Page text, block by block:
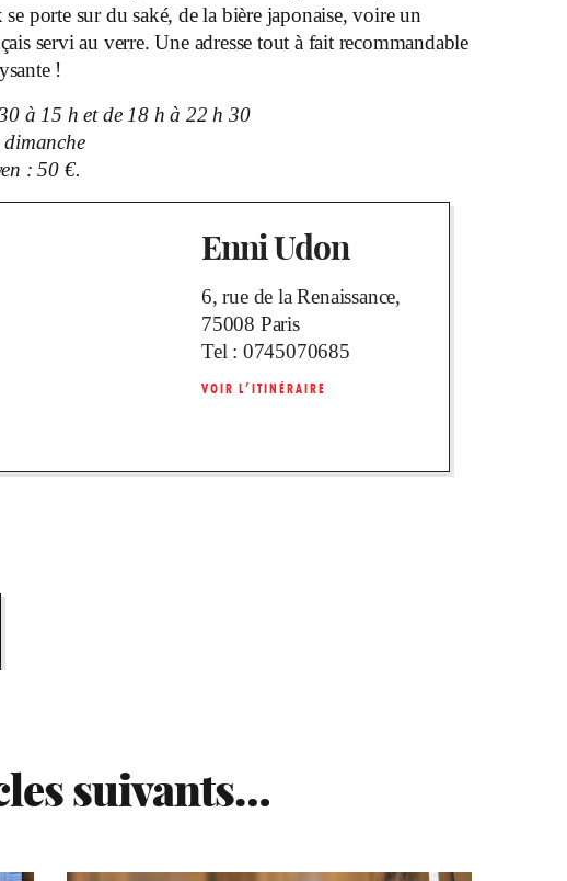
porte sur du saké, de la bière japonaise, voire un
servi au verre. Une adresse tout à fait recommandable
!
à 15 h et de 18 h à 22 h 30
: 50 €.
Enni Udon
6, rue de la Renaissance,
75008 Paris
Tel : 0745070685
VOIR L’ITINÉRAIRE
suivants…